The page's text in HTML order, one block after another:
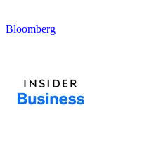
Bloomberg